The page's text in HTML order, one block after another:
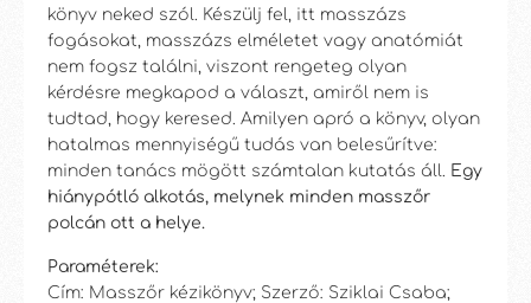
könyv neked szól. Készülj fel, itt masszázs
fogásokat, masszázs elméletet vagy anatómiát
nem fogsz találni, viszont rengeteg olyan
kérdésre megkapod a választ, amiről nem is
tudtad, hogy keresed. Amilyen apró a könyv, olyan
hatalmas mennyiségű tudás van belesűrítve:
minden tanács mögött számtalan kutatás áll. Egy
hiánypótló alkotás, melynek minden masszőr
polcán ott a helye.
Paraméterek:
Cím: Masszőr kézikönyv; Szerző: Sziklai Csaba;